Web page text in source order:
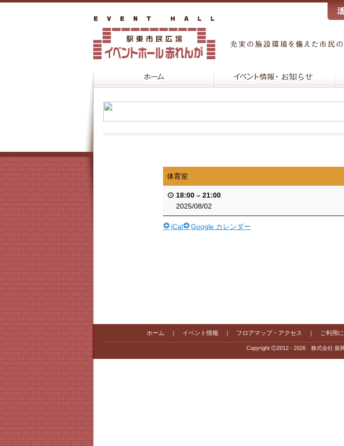
体育室
18:00 – 21:00
2025/08/02
iCal Google カレンダー
ホーム イベント情報 フロアマップ・アクセス ご利用
Copyright Ⓒ2012 - 2026 株式会社 振